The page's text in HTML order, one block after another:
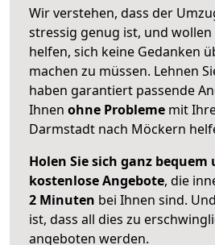
Wir verstehen, dass der
stressig genug ist, und
helfen, sich keine Gedanken
machen zu müssen. Lehnen
haben garantiert passende
Ihnen ohne Probleme mit
Darmstadt nach Möckern
Holen Sie sich ganz bequem
kostenlose Angebote, die
2 Minuten bei Ihnen sind.
ist, dass all dies zu
angeboten werden.